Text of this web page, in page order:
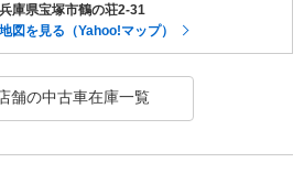
兵庫県宝塚市鶴の荘2-31
地図を見る（Yahoo!マップ）
舗の中古車在庫一覧